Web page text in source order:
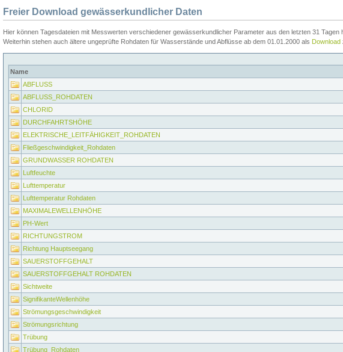
Freier Download gewässerkundlicher Daten
Hier können Tagesdateien mit Messwerten verschiedener gewässerkundlicher Parameter aus den letzten 31 Tagen
Weiterhin stehen auch ältere ungeprüfte Rohdaten für Wasserstände und Abflüsse ab dem 01.01.2000 als Download
Name
ABFLUSS
ABFLUSS_ROHDATEN
CHLORID
DURCHFAHRTSHÖHE
ELEKTRISCHE_LEITFÄHIGKEIT_ROHDATEN
Fließgeschwindigkeit_Rohdaten
GRUNDWASSER ROHDATEN
Luftfeuchte
Lufttemperatur
Lufttemperatur Rohdaten
MAXIMALEWELLENHÖHE
PH-Wert
RICHTUNGSTROM
Richtung Hauptseegang
SAUERSTOFFGEHALT
SAUERSTOFFGEHALT ROHDATEN
Sichtweite
SignifikanteWellenhöhe
Strömungsgeschwindigkeit
Strömungsrichtung
Trübung
Trübung_Rohdaten